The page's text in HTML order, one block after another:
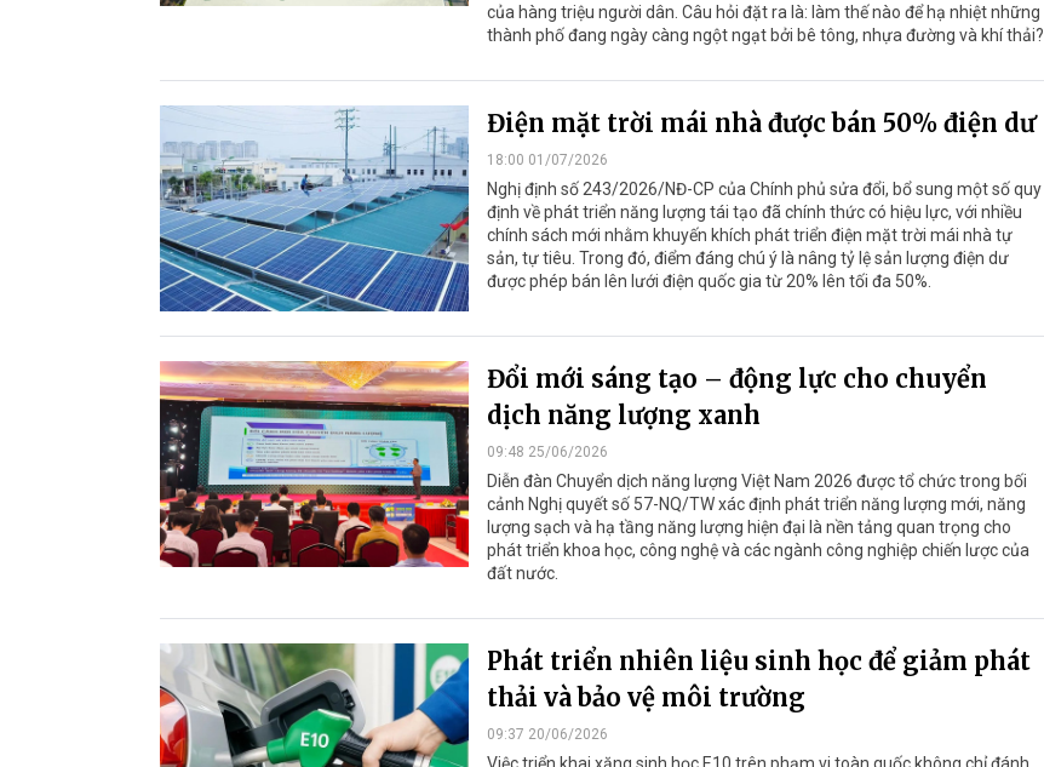
của hàng triệu người dân. Câu hỏi đặt ra là: làm thế nào để hạ nhiệt những
thành phố đang ngày càng ngột ngạt bởi bê tông, nhựa đường và khí thải?
Điện mặt trời mái nhà được bán 50% điện dư
18:00 01/07/2026
Nghị định số 243/2026/NĐ-CP của Chính phủ sửa đổi, bổ sung một số quy
định về phát triển năng lượng tái tạo đã chính thức có hiệu lực, với nhiều
chính sách mới nhằm khuyến khích phát triển điện mặt trời mái nhà tự
sản, tự tiêu. Trong đó, điểm đáng chú ý là nâng tỷ lệ sản lượng điện dư
được phép bán lên lưới điện quốc gia từ 20% lên tối đa 50%.
Đổi mới sáng tạo – động lực cho chuyển
dịch năng lượng xanh
09:48 25/06/2026
Diễn đàn Chuyển dịch năng lượng Việt Nam 2026 được tổ chức trong bối
cảnh Nghị quyết số 57-NQ/TW xác định phát triển năng lượng mới, năng
lượng sạch và hạ tầng năng lượng hiện đại là nền tảng quan trọng cho
phát triển khoa học, công nghệ và các ngành công nghiệp chiến lược của
đất nước.
Phát triển nhiên liệu sinh học để giảm phát
thải và bảo vệ môi trường
09:37 20/06/2026